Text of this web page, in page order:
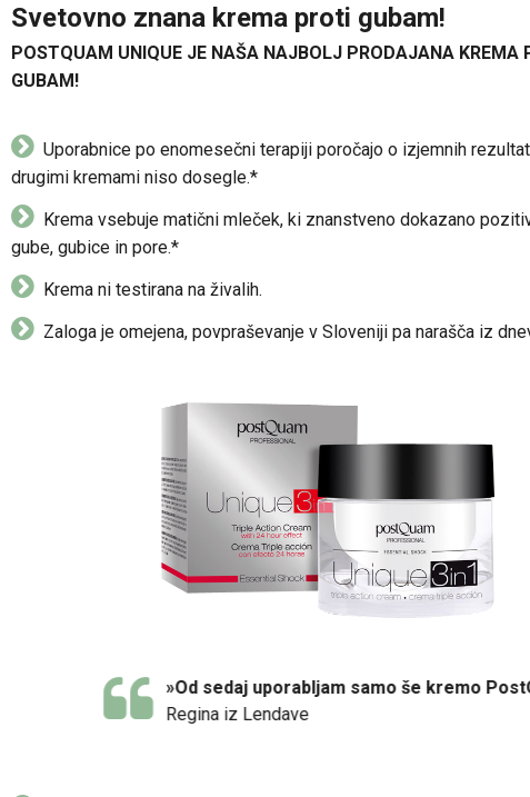
Svetovno znana krema proti gubam!
POSTQUAM UNIQUE JE NAŠA NAJBOLJ PRODAJANA KREMA
GUBAM!
Uporabnice po enomesečni terapiji poročajo o izjemnih
drugimi kremami niso dosegle.*
Krema vsebuje matični mleček, ki znanstveno dokazano
gube, gubice in pore.*
Krema ni testirana na živalih.
Zaloga je omejena, povpraševanje v Sloveniji pa narašča iz
»Od sedaj uporabljam samo še kremo PostQuam
Regina iz Lendave